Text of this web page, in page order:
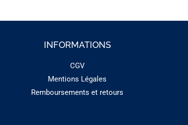
INFORMATIONS
CGV
Mentions Légales
Remboursements et retours